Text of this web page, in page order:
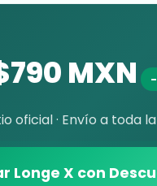
MXN
oficial · Envío a toda
Longe X con